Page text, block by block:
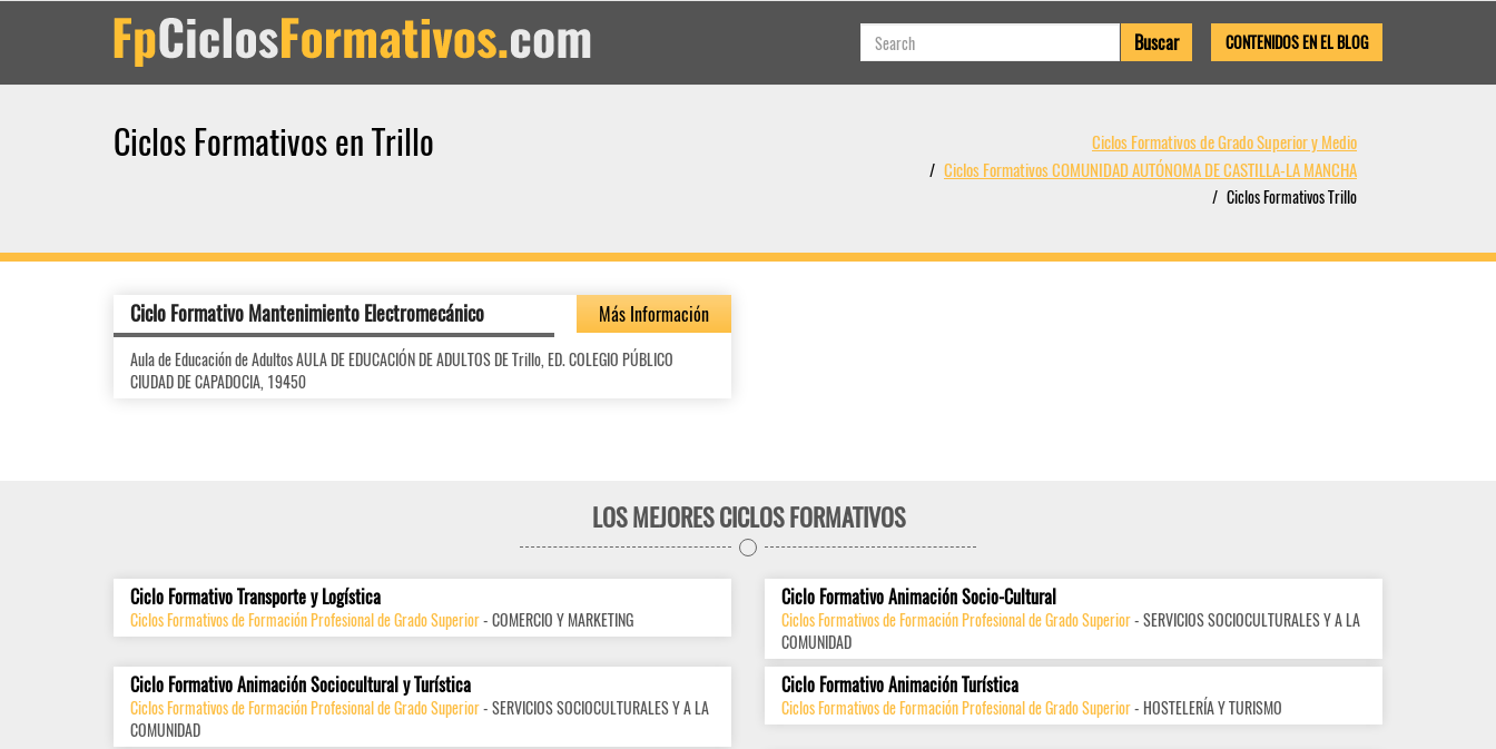
CONTENIDOS EN EL BLOG
Ciclos Formativos en Trillo
Ciclos Formativos de Grado Superior y Medio
Ciclos Formativos COMUNIDAD AUTÓNOMA DE CASTILLA-LA MANCHA
Ciclos Formativos Trillo
Ciclo Formativo Mantenimiento Electromecánico Más Información
Aula de Educación de Adultos AULA DE EDUCACIÓN DE ADULTOS DE Trillo, ED. COLEGIO PÚBLICO
CIUDAD DE CAPADOCIA, 19450
LOS MEJORES CICLOS FORMATIVOS
Ciclo Formativo Transporte y Logística
Ciclos Formativos de Formación Profesional de Grado Superior- COMERCIO Y MARKETING
Ciclo Formativo Animación Socio-Cultural
Ciclos Formativos de Formación Profesional de Grado Superior- SERVICIOS SOCIOCULTURALES Y A LA
COMUNIDAD
Ciclo Formativo Animación Sociocultural y Turística
Ciclos Formativos de Formación Profesional de Grado Superior- SERVICIOS SOCIOCULTURALES Y A LA
COMUNIDAD
Ciclo Formativo Animación Turística
Ciclos Formativos de Formación Profesional de Grado Superior- HOSTELERÍA Y TURISMO